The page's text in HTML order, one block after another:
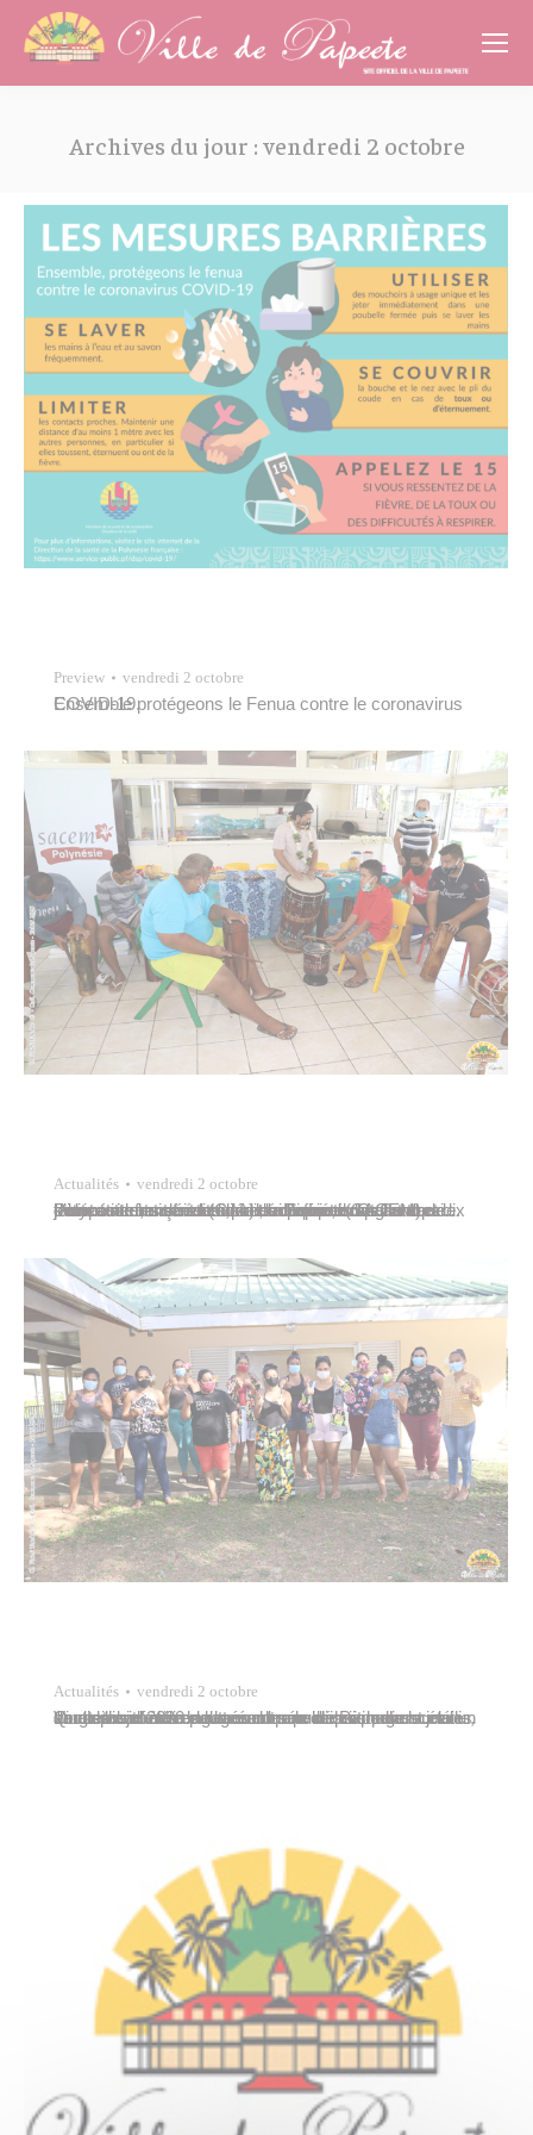
Archives du jour : vendredi 2 octobre
Preview vendredi 2 octobre
Ensemble protégeons le Fenua contre le coronavirus COVID-19.
Actualités vendredi 2 octobre
Pour cette rentrée scolaire, la Société des auteurs compositeurs et éditeurs de musique (SACEM) de Polynésie française a décidé d’offrir un lot d’instruments de musique traditionnels au Centre de jeunes adolescents (CJA) de Papeete. Ce lot de fabrication artisanale locale comprend un grand et dix petits toere, un faatete, un tari parau, un pahu tupai…
Actualités vendredi 2 octobre
Vingt-six jeunes engagés du service civique ont été accueillis au sein de la commune de Papeete le jeudi 1er octobre 2020 pour une durée de huit mois. Quatorze d’entre eux auront pour mission d’assurer un soutien aux élèves des écoles publiques communales dans le cadre de la lutte contre le décrochage scolaire, un dispositif mis…
Cookies management panel